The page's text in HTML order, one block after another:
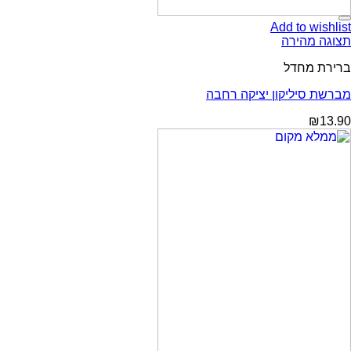
Add to wishlist
תצוגה מהירה
ברירת מחדל
מברשת סיליקון יציקה רחבה
₪13.90